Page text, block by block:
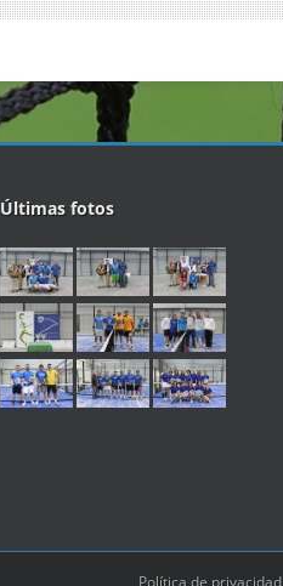
Últimas fotos
Política de privacidad